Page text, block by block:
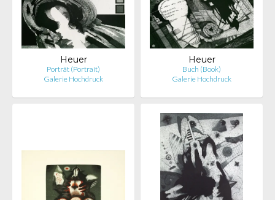
Heuer
Porträt (Portrait)
Galerie Hochdruck
Heuer
Buch (Book)
Galerie Hochdruck